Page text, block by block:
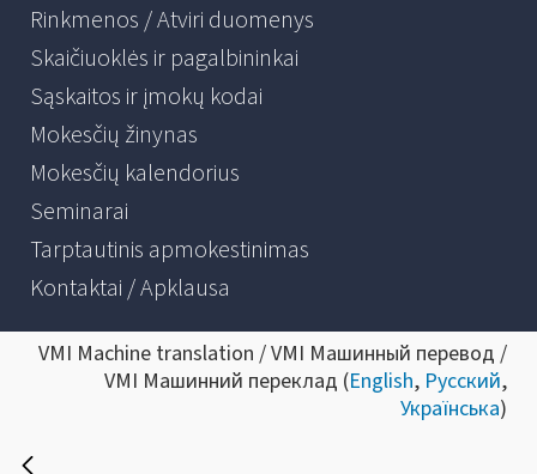
Rinkmenos / Atviri duomenys
Skaičiuoklės ir pagalbininkai
Sąskaitos ir įmokų kodai
Mokesčių žinynas
Mokesčių kalendorius
Seminarai
Tarptautinis apmokestinimas
Kontaktai / Apklausa
VMI Machine translation / VMI Машинный перевод /
VMI Машинний переклад (English, Русский,
Українська)